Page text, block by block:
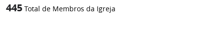
445 Total de Membros da Igreja